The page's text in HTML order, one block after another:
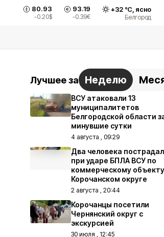
80.93
-0.20$
93.19
-0.39€
+32°С, ясно
Белгород
Лучшее за Неделю
ВСУ атаковали 13
муниципалитетов
Белгородской области
минувшие сутки
4 августа , 09:29
Два человека
при ударе БПЛА ВСУ по
коммерческому
Корочанском округе
2 августа , 20:44
Корочанцы посетили
Чернянский округ с
экскурсией
30 июля , 12:45